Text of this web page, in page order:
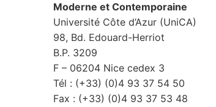
Moderne et Contemporaine
Université Côte d’Azur (UniCA)
98, Bd. Edouard-Herriot
B.P. 3209
F – 06204 Nice cedex 3
Tél : (+33) (0)4 93 37 54 50
Fax : (+33) (0)4 93 37 53 48